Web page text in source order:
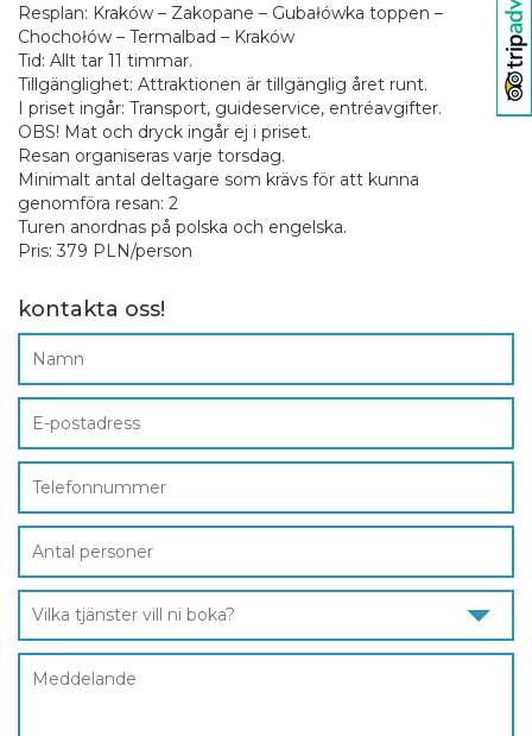
Resplan: Kraków – Zakopane – Gubałówka toppen –
Chochołów – Termalbad – Kraków
Tid: Allt tar 11 timmar.
Tillgänglighet: Attraktionen är tillgänglig året runt.
I priset ingår: Transport, guideservice, entréavgifter.
OBS! Mat och dryck ingår ej i priset.
Resan organiseras varje torsdag.
Minimalt antal deltagare som krävs för att kunna
genomföra resan: 2
Turen anordnas på polska och engelska.
Pris: 379 PLN/person
kontakta oss!
Vilka tjänster vill ni boka?